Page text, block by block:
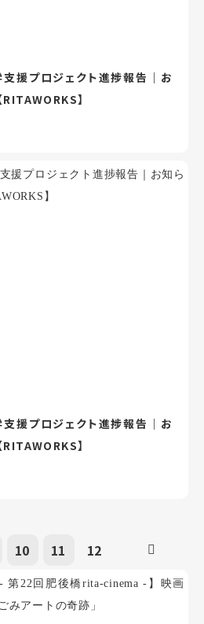
援プロジェクト進捗報告｜お
RITAWORKS】
援プロジェクト進捗報告｜お
RITAWORKS】
10 11 12